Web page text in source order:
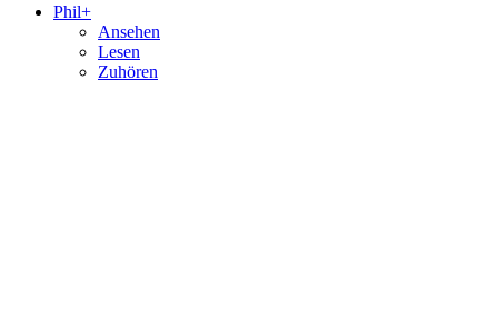
Phil+
Ansehen
Lesen
Zuhören